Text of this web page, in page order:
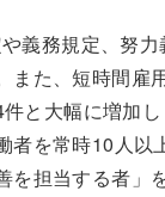
義務規定、努力
また、短時間雇
と大幅に増加
者を常時10人以
を担当する者」